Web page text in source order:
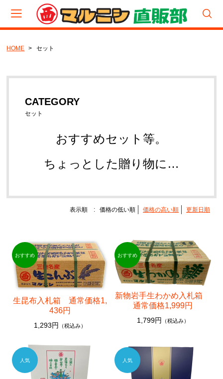
CATEGORY
食べくらべパック
生（塩蔵品）セット
おつまみシリーズ
乾物
カットわかめ
焼きのり
その他
HOME セット
CATEGORY
セット
おすすめセット等。
ちょっとした贈り物に…
表示順 : 価格の低い順 価格の高い順 更新日順
生昆布入札箱 通常価格1,
436円
1,293円 （税込み）
新物岩手生わかめ入札箱
通常価格1,999円
1,799円 （税込み）